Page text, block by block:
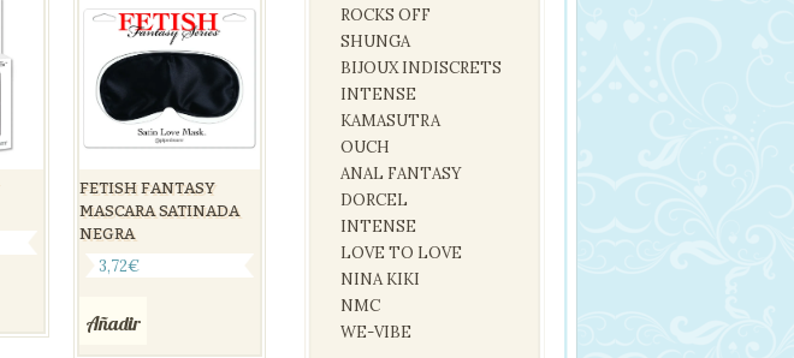
FETISH FANTASY
MASCARA SATINADA
NEGRA
3,72€
Añadir
ROCKS OFF
SHUNGA
BIJOUX INDISCRETS
INTENSE
KAMASUTRA
OUCH
ANAL FANTASY
DORCEL
INTENSE
LOVE TO LOVE
NINA KIKI
NMC
WE-VIBE